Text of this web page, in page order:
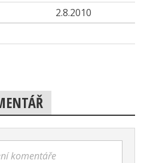
2.8.2010
komentáře